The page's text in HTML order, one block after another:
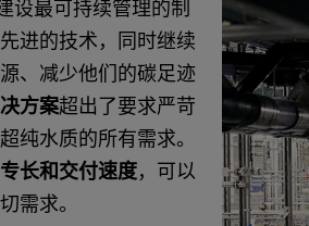
设最可持续管理的制
进的技术，同时继续
、减少他们的碳足迹
方案超出了要求严苛
纯水质的所有需求。
长和交付速度，可以
需求。